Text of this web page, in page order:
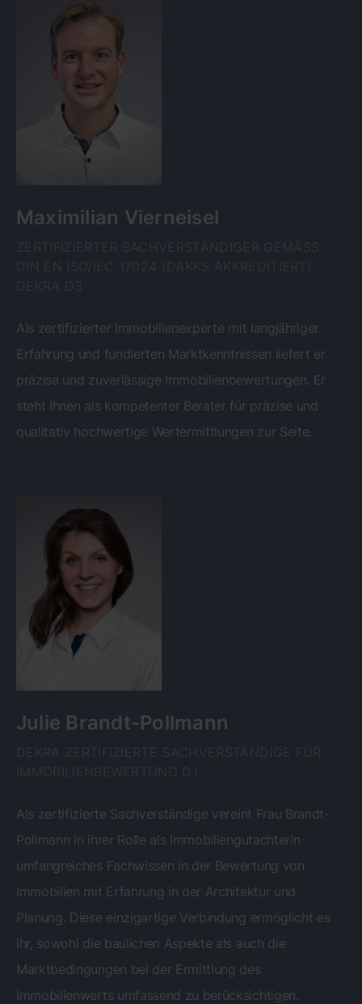
Maximilian Vierneisel
Als zertifizierter Immobilienexperte mit langjähriger
Erfahrung und fundierten Marktkenntnissen liefert er
präzise und zuverlässige Immobilienbewertungen. Er
steht Ihnen als kompetenter Berater für präzise und
qualitativ hochwertige Wertermittlungen zur Seite.
Julie Brandt-Pollmann
Als zertifizierte Sachverständige vereint Frau Brandt-
Pollmann in ihrer Rolle als Immobiliengutachterin
umfangreiches Fachwissen in der Bewertung von
Immobilien mit Erfahrung in der Architektur und
Planung. Diese einzigartige Verbindung ermöglicht es
ihr, sowohl die baulichen Aspekte als auch die
Marktbedingungen bei der Ermittlung des
Immobilienwerts umfassend zu berücksichtigen.